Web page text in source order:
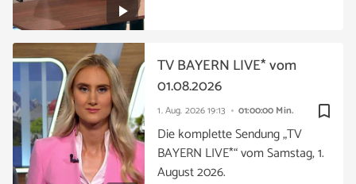
bookmark_border
1. Aug. 202619:13 01:00:00 Min.
TV BAYERN LIVE* vom
01.08.2026
Die komplette Sendung „TV
BAYERN LIVE*“ vom Samstag, 1.
August 2026.